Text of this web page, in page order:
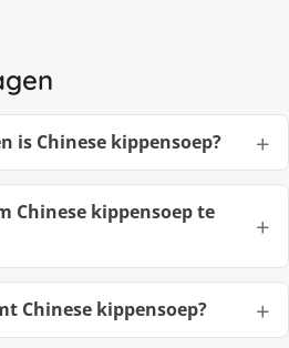
is Chinese kippensoep?
Chinese kippensoep te
Chinese kippensoep?